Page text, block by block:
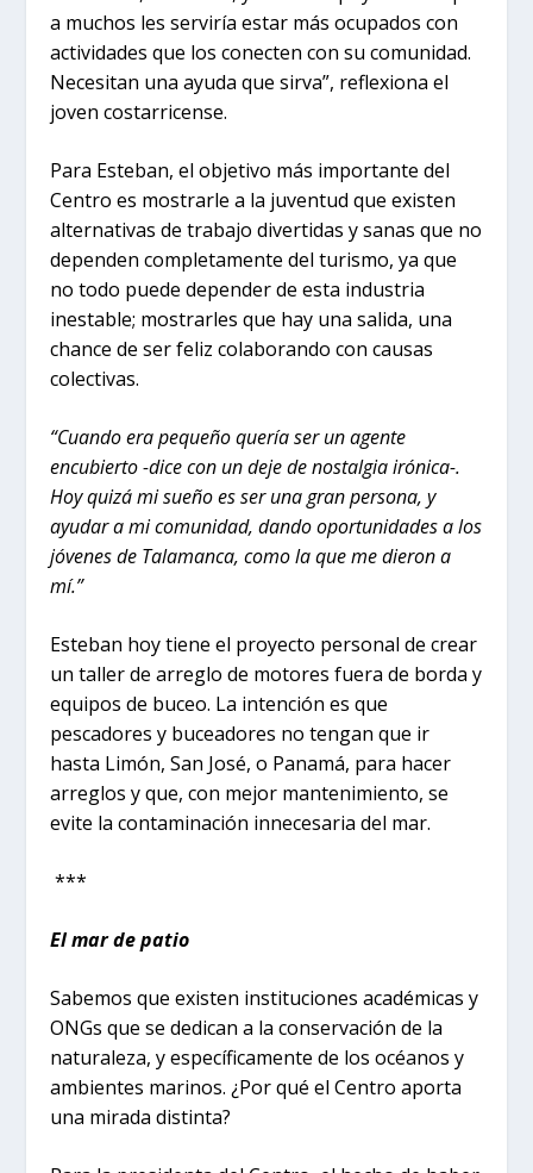
a muchos les serviría estar más ocupados con
actividades que los conecten con su comunidad.
Necesitan una ayuda que sirva”, reflexiona el
joven costarricense.
Para Esteban, el objetivo más importante del
Centro es mostrarle a la juventud que existen
alternativas de trabajo divertidas y sanas que no
dependen completamente del turismo, ya que
no todo puede depender de esta industria
inestable; mostrarles que hay una salida, una
chance de ser feliz colaborando con causas
colectivas.
“Cuando era pequeño quería ser un agente
encubierto -dice con un deje de nostalgia irónica-.
Hoy quizá mi sueño es ser una gran persona, y
ayudar a mi comunidad, dando oportunidades a los
jóvenes de Talamanca, como la que me dieron a
mí.”
Esteban hoy tiene el proyecto personal de crear
un taller de arreglo de motores fuera de borda y
equipos de buceo. La intención es que
pescadores y buceadores no tengan que ir
hasta Limón, San José, o Panamá, para hacer
arreglos y que, con mejor mantenimiento, se
evite la contaminación innecesaria del mar.
***
El mar de patio
Sabemos que existen instituciones académicas y
ONGs que se dedican a la conservación de la
naturaleza, y específicamente de los océanos y
ambientes marinos. ¿Por qué el Centro aporta
una mirada distinta?